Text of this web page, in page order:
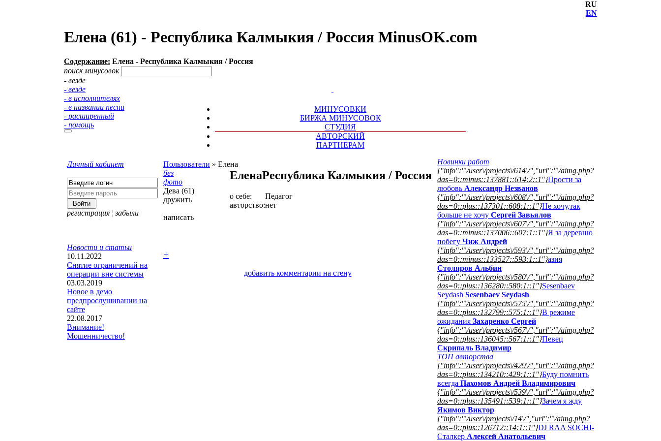
RU
EN
Елена (61) - Республика Калмыкия / Россия MinusOK.com
Содержание: Елена - Республика Калмыкия / Россия
поиск минусовок
- везде
- везде
- в исполнителях
- в названии песни
- расширенный
- помощь
МИНУСОВКИ
БИРЖА МИНУСОВОК
СТУДИЯ
АВТОРСКИЙ
ПАРТНЕРАМ
Личный кабинет
регистрация ¦ забыли
Новости и статьи
10.11.2022
Снятие ограничений на
операции вне системы
03.03.2019
Новое в демо
предпрослушивании на
сайте
22.08.2017
Внимание!
Мошенничество!
Пользователи » Елена
без
фото
Дева (61)
дружить
написать
ЕленаРеспублика Калмыкия / Россия
о себе:
Педагог
авторство:нет
+
добавить комментарии на стену
Новинки работ
{"info":"\/user\/projects\/614\/","url":"\/aimg.php?
das=0::minus::137881::614:2::1"}Прости за
любовь Александр Незванов
{"info":"\/user\/projects\/608\/","url":"\/aimg.php?
das=0::plus::137301::608:1::1"}Не хочу,так
больше не хочу Сергей Завьялов
{"info":"\/user\/projects\/607\/","url":"\/aimg.php?
das=0::minus::137006::607:1::1"}Я за деревню
побегу Чиж Андрей
{"info":"\/user\/projects\/593\/","url":"\/aimg.php?
das=0::minus::133527::593:1::1"}азия
Столяров Альбин
{"info":"\/user\/projects\/580\/","url":"\/aimg.php?
das=0::plus::136280::580:1::1"}Sesenbaev
Seydash Sesenbaev Seydash
{"info":"\/user\/projects\/575\/","url":"\/aimg.php?
das=0::plus::132799::575:1::1"}В режиме
ожидания Захаренко Сергей
{"info":"\/user\/projects\/567\/","url":"\/aimg.php?
das=0::plus::136045::567:1::1"}Певец
Скрипаль Владимир
ТОП авторства
{"info":"\/user\/projects\/429\/","url":"\/aimg.php?
das=0::plus::134210::429:1::1"}Буду помнить
всегда Пахомов Андрей Владимирович
{"info":"\/user\/projects\/539\/","url":"\/aimg.php?
das=0::plus::135491::539:1::1"}Зачем я жду
Якимов Виктор
{"info":"\/user\/projects\/14\/","url":"\/aimg.php?
das=0::plus::126712::14:1::1"}DJ RAA SOCHI-
Сталкер Алексей Анатольевич